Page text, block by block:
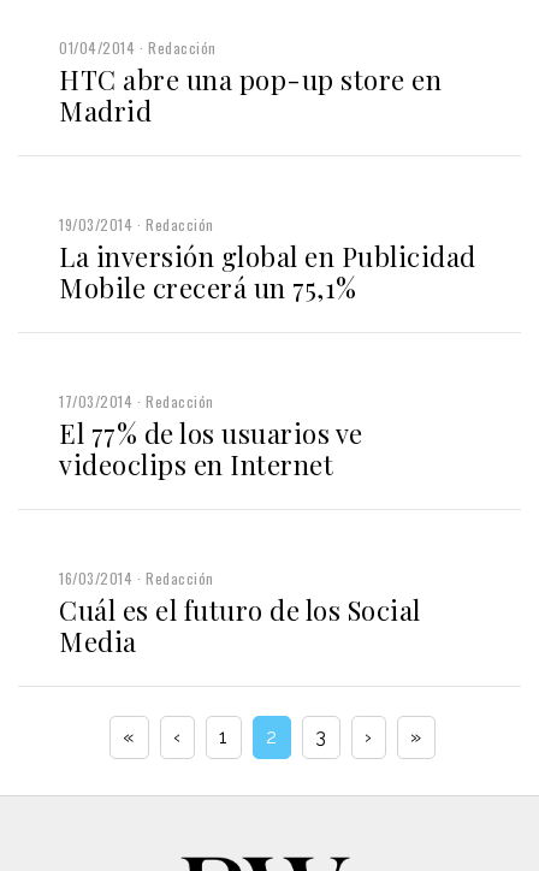
01/04/2014 Redacción
HTC abre una pop-up store en
Madrid
19/03/2014 Redacción
La inversión global en Publicidad
Mobile crecerá un 75,1%
17/03/2014 Redacción
El 77% de los usuarios ve
videoclips en Internet
16/03/2014 Redacción
Cuál es el futuro de los Social
Media
« ‹ 1 2 3 › »